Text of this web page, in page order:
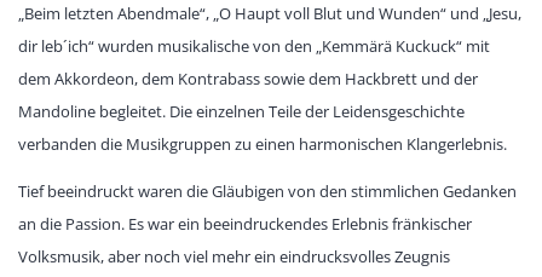
„Beim letzten Abendmale“, „O Haupt voll Blut und Wunden“ und „Jesu,
dir leb´ich“ wurden musikalische von den „Kemmärä Kuckuck“ mit
dem Akkordeon, dem Kontrabass sowie dem Hackbrett und der
Mandoline begleitet. Die einzelnen Teile der Leidensgeschichte
verbanden die Musikgruppen zu einen harmonischen Klangerlebnis.
Tief beeindruckt waren die Gläubigen von den stimmlichen Gedanken
an die Passion. Es war ein beeindruckendes Erlebnis fränkischer
Volksmusik, aber noch viel mehr ein eindrucksvolles Zeugnis